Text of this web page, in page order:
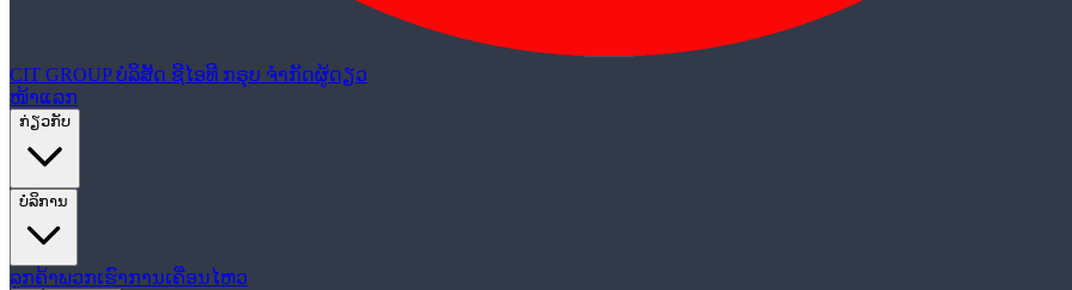
CIT GROUPບໍລິສັດ ຊີໄອທີ ກຣຸບ ຈຳກັດຜູ້ດຽວ
ໜ້າແລກ
ກ່ຽວກັບ
ບໍລິການ
ລູກຄ້າພວກເຮົາການເຄື່ອນໄຫວ